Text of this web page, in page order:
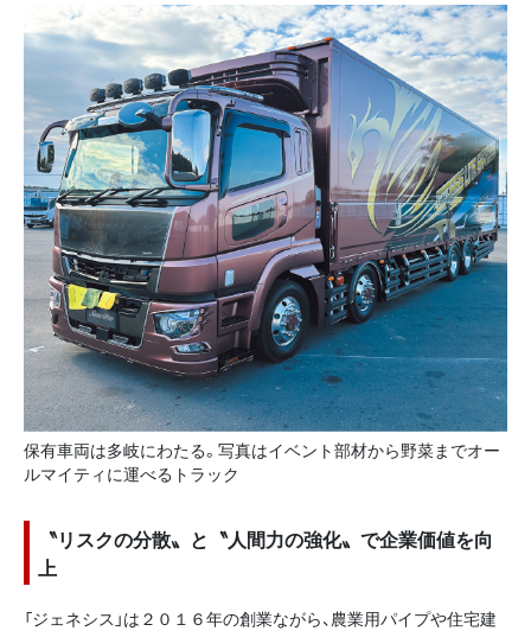
保有車両は多岐にわたる。写真はイベント部材から野菜までオー
ルマイティに運べるトラック
〝リスクの分散〟と〝人間力の強化〟で企業価値を向
上
「ジェネシス」は２０１６年の創業ながら、農業用パイプや住宅建